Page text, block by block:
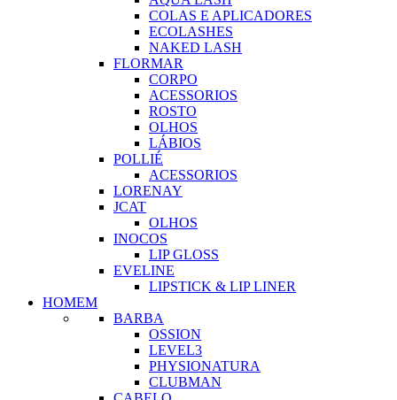
COLAS E APLICADORES
ECOLASHES
NAKED LASH
FLORMAR
CORPO
ACESSORIOS
ROSTO
OLHOS
LÁBIOS
POLLIÉ
ACESSORIOS
LORENAY
JCAT
OLHOS
INOCOS
LIP GLOSS
EVELINE
LIPSTICK & LIP LINER
HOMEM
BARBA
OSSION
LEVEL3
PHYSIONATURA
CLUBMAN